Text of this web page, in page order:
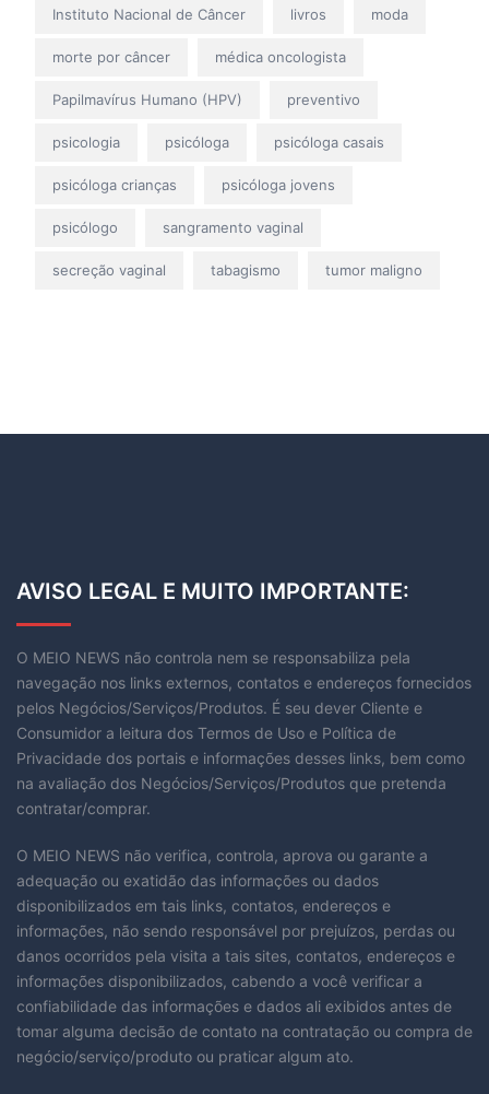
Instituto Nacional de Câncer livros moda
morte por câncer médica oncologista
Papilmavírus Humano (HPV) preventivo
psicologia psicóloga psicóloga casais
psicóloga crianças psicóloga jovens
psicólogo sangramento vaginal
secreção vaginal tabagismo tumor maligno
AVISO LEGAL E MUITO IMPORTANTE:
O MEIO NEWS não controla nem se responsabiliza pela
navegação nos links externos, contatos e endereços fornecidos
pelos Negócios/Serviços/Produtos. É seu dever Cliente e
Consumidor a leitura dos Termos de Uso e Política de
Privacidade dos portais e informações desses links, bem como
na avaliação dos Negócios/Serviços/Produtos que pretenda
contratar/comprar.
O MEIO NEWS não verifica, controla, aprova ou garante a
adequação ou exatidão das informações ou dados
disponibilizados em tais links, contatos, endereços e
informações, não sendo responsável por prejuízos, perdas ou
danos ocorridos pela visita a tais sites, contatos, endereços e
informações disponibilizados, cabendo a você verificar a
confiabilidade das informações e dados ali exibidos antes de
tomar alguma decisão de contato na contratação ou compra de
negócio/serviço/produto ou praticar algum ato.